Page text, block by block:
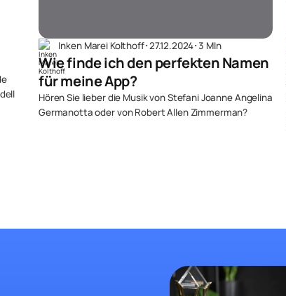
Inken Marei Kolthoff･27.12.2024･3 MIn
Wie finde ich den perfekten Namen
für meine App?
Hören Sie lieber die Musik von Stefani Joanne Angelina
Germanotta oder von Robert Allen Zimmerman?